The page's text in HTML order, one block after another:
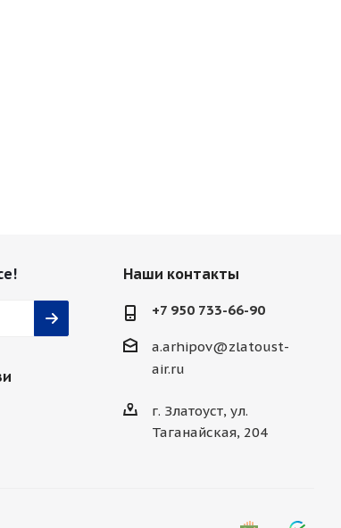
Наши контакты
+7 950 733-66-90
a.arhipov@zlatoust-
air.ru
г. Златоуст, ул.
Таганайская, 204